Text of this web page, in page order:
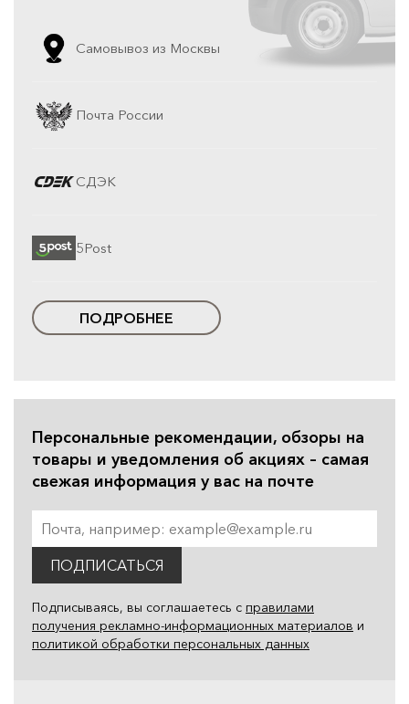
Самовывоз из Москвы
Почта России
СДЭК
5Post
ПОДРОБНЕЕ
Персональные рекомендации, обзоры на
товары и уведомления об акциях – самая
свежая информация у вас на почте
ПОДПИСАТЬСЯ
Подписываясь, вы соглашаетесь с правилами
получения рекламно-информационных материалов и
политикой обработки персональных данных